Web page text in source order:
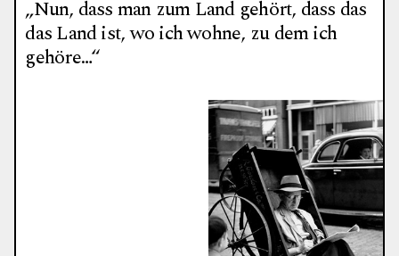
„Nun, dass man zum Land gehört, dass das
das Land ist, wo ich wohne, zu dem ich
gehöre…“